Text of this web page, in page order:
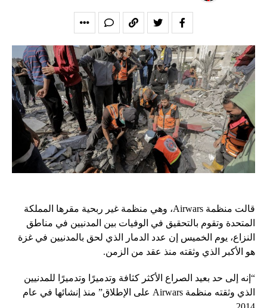
قالت منظمة Airwars، وهي منظمة غير ربحية مقرها المملكة
المتحدة وتقوم بالتحقيق في الوفيات بين المدنيين في مناطق
النزاع، يوم الخميس إن عدد الدمار الذي لحق بالمدنيين في غزة
هو الأكبر الذي وثقته منذ عقد من الزمن.
“إنه إلى حد بعيد الصراع الأكثر كثافة وتدميرًا وتدميرًا للمدنيين
الذي وثقته منظمة Airwars على الإطلاق” منذ إنشائها في عام